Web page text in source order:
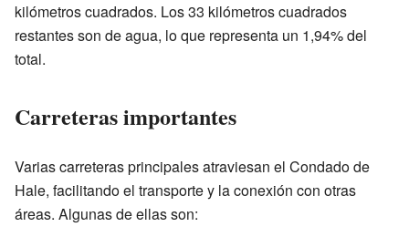
kilómetros cuadrados. Los 33 kilómetros cuadrados
restantes son de agua, lo que representa un 1,94% del
total.
Carreteras importantes
Varias carreteras principales atraviesan el Condado de
Hale, facilitando el transporte y la conexión con otras
áreas. Algunas de ellas son: